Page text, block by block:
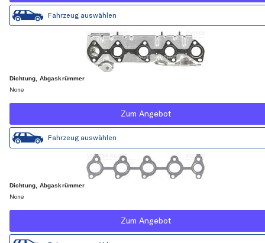
Fahrzeug auswählen
Dichtung, Abgaskrümmer
None
Zum Angebot
Fahrzeug auswählen
Dichtung, Abgaskrümmer
None
Zum Angebot